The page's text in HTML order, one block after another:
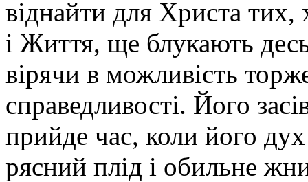
віднайти для Христа
і Життя, ще блукають
вірячи в можливість
справедливості. Його
прийде час, коли його
рясний плід і обильне